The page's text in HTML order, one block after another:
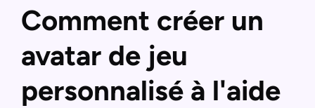
Comment créer un
avatar de jeu
personnalisé à l'aide